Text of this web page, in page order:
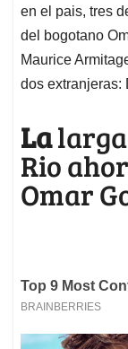
en el pais, tres
del bogotano
Maurice
dos extranjeras:
La
Rio
Omar